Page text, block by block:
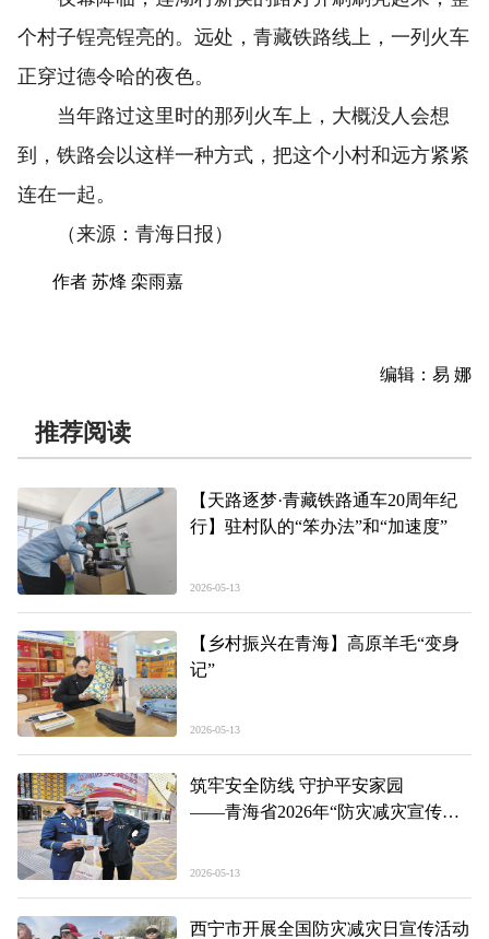
个村子锃亮锃亮的。远处，青藏铁路线上，一列火车
正穿过德令哈的夜色。
当年路过这里时的那列火车上，大概没人会想
到，铁路会以这样一种方式，把这个小村和远方紧紧
连在一起。
（来源：青海日报）
作者 苏烽 栾雨嘉
编辑：易 娜
推荐阅读
【天路逐梦·青藏铁路通车20周年纪
行】驻村队的“笨办法”和“加速度”
2026-05-13
【乡村振兴在青海】高原羊毛“变身
记”
2026-05-13
筑牢安全防线 守护平安家园
——青海省2026年“防灾减灾宣传
2026-05-13
西宁市开展全国防灾减灾日宣传活动